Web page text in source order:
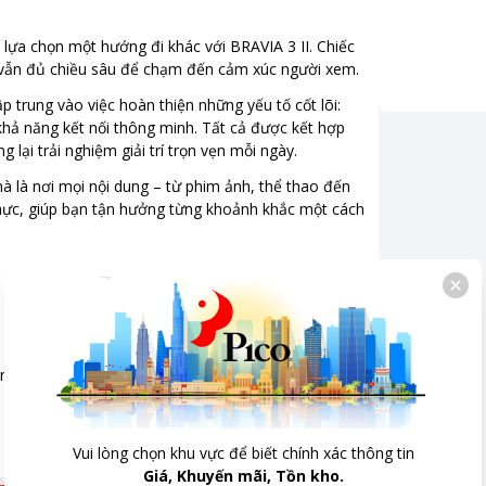
cm - Cao 84.1 cm - Dày 7 cm
LCD với đèn nền Direct LED
XR Processor: xử lý hình ảnh chân thực như
cảm nhận
XR Triluminos Pro: cho ra màu sắc phong phú
dạng chế độ Dolby Vision, HDR10, HLG
Audio
chọn một hướng đi khác với BRAVIA 3 II. Chiếc
đủ chiều sâu để chạm đến cảm xúc người xem.
trung vào việc hoàn thiện những yếu tố cốt lõi:
năng kết nối thông minh. Tất cả được kết hợp
lại trải nghiệm giải trí trọn vẹn mỗi ngày.
là nơi mọi nội dung – từ phim ảnh, thể thao đến
giúp bạn tận hưởng từng khoảnh khắc một cách
dung
Vui lòng chọn khu vực để biết chính xác thông tin
Giá, Khuyến mãi, Tồn kho.